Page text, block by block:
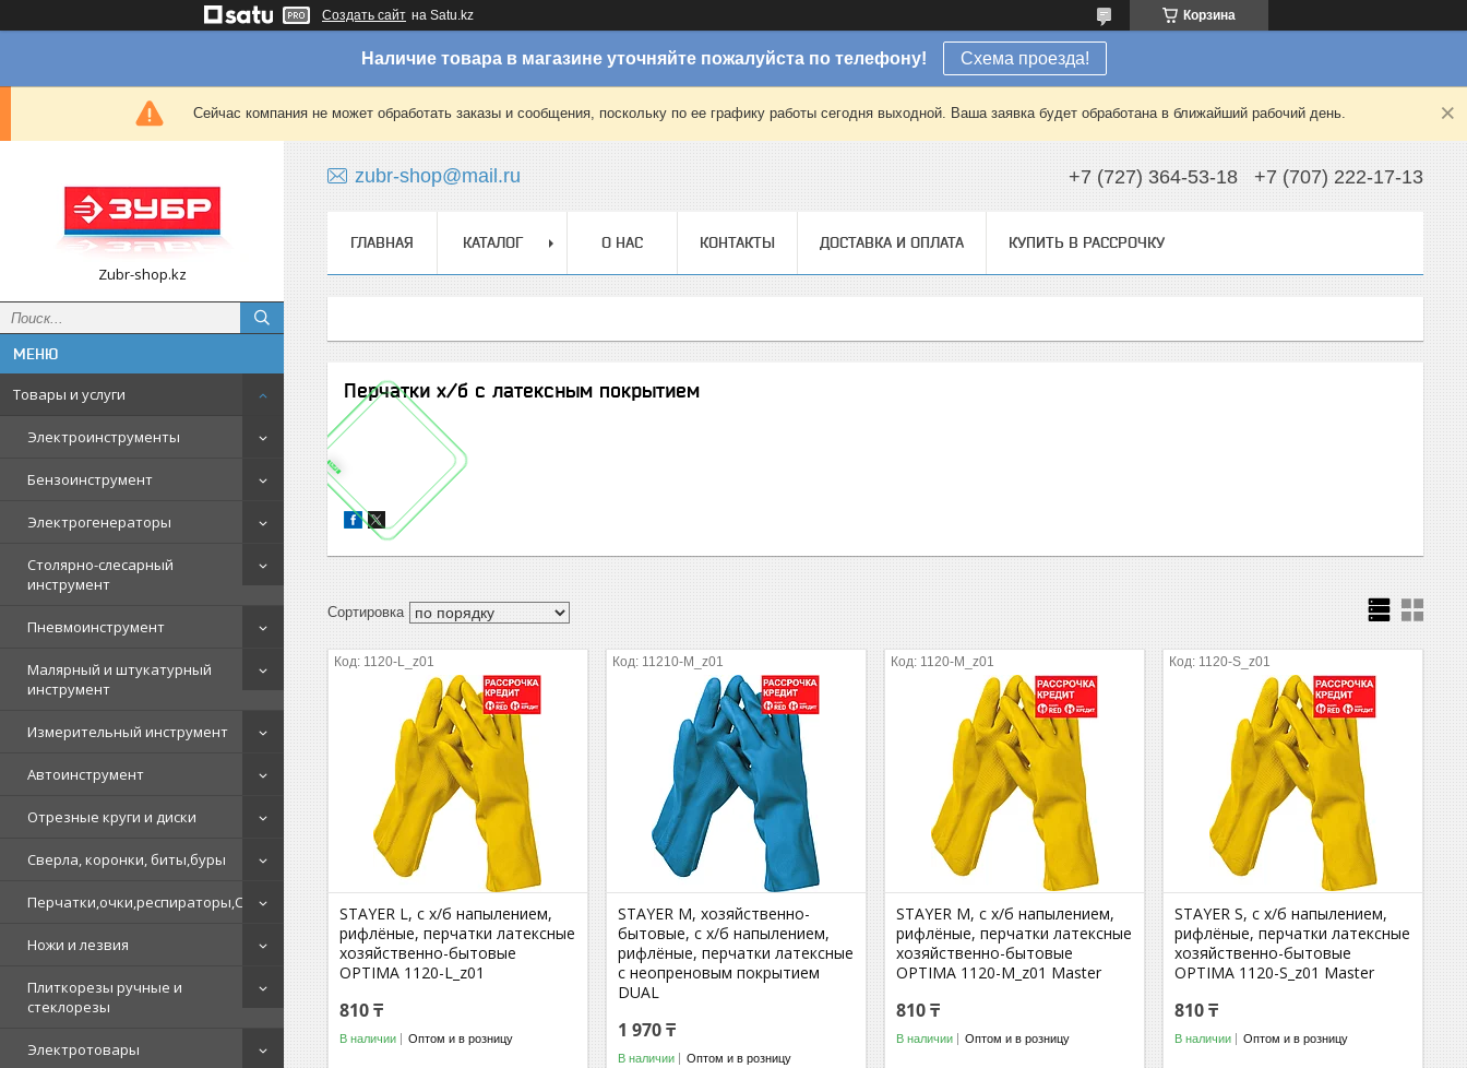
Создать сайт на Satu.kz Корзина
Наличие товара в магазине уточняйте пожалуйста по телефону! Схема проезда!
Сейчас компания не может обработать заказы и сообщения, поскольку по ее графику работы сегодня выходной. Ваша заявка будет обработана в ближайший рабочий день.
Zubr-shop.kz
Товары и услуги
Электроинструменты
Бензоинструмент
Электрогенераторы
Столярно-слесарный
инструмент
Пневмоинструмент
Малярный и штукатурный
инструмент
Измерительный инструмент
Автоинструмент
Отрезные круги и диски
Сверла, коронки, биты,буры
Перчатки,очки,респираторы,СИЗ
Ножи и лезвия
Плиткорезы ручные и
стеклорезы
Электротовары
zubr-shop@mail.ru +7 (727) 364-53-18 +7 (707) 222-17-13
ГЛАВНАЯ КАТАЛОГ О НАС КОНТАКТЫ ДОСТАВКА И ОПЛАТА КУПИТЬ В РАССРОЧКУ
Перчатки х/б с латексным покрытием
1120-L_z01
STAYER L, с х/б напылением,
рифлёные, перчатки латексные
хозяйственно-бытовые
OPTIMA 1120-L_z01
810 ₸
В наличии Оптом и в розницу
11210-M_z01
STAYER M, хозяйственно-
бытовые, с х/б напылением,
рифлёные, перчатки латексные
с неопреновым покрытием
DUAL
1 970 ₸
В наличии Оптом и в розницу
1120-M_z01
STAYER M, с х/б напылением,
рифлёные, перчатки латексные
хозяйственно-бытовые
OPTIMA 1120-M_z01 Master
810 ₸
В наличии Оптом и в розницу
1120-S_z01
STAYER S, с х/б напылением,
рифлёные, перчатки латексные
хозяйственно-бытовые
OPTIMA 1120-S_z01 Master
810 ₸
В наличии Оптом и в розницу